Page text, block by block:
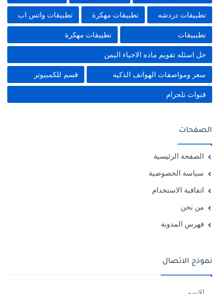
تطبيقات دردشه تطبيقات مهكرة تطبيقات واتس اب
تطبييقات تطييقات مهكرة
حل اسئله تقويم ماده الاحياء اليمن
سعر ومواصفات الهواتف الذكيه قسم للكمبيوتر
قنوات تلجرام
الصفحات
الصفحة الرئيسية
سياسة الخصوصية
اتفاقية الاستخدام
من نحن
فهرس المدونة
نموذج الاتصال